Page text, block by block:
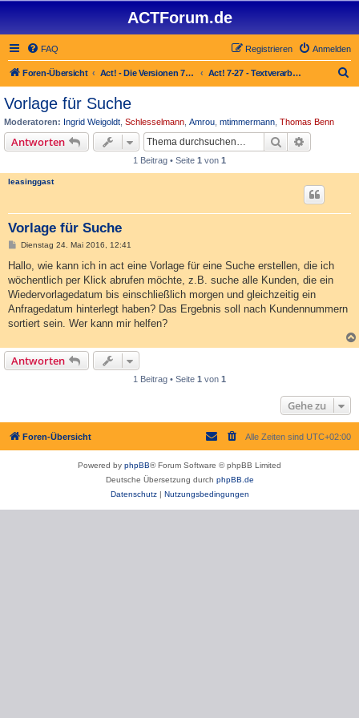
ACTForum.de
FAQ Anmelden
Registrieren
Foren-Übersicht Act! - Die Versionen 7.x bis 27.x Act! 7-27 - Text­­ver­arbei­tung, Berichte und Fax
Vorlage für Suche
Moderatoren: Ingrid Weigoldt Schlesselmann Amrou mtimmermann Thomas Benn
Antworten Suche
1 Beitrag • Seite 1 von 1
leasinggast
Vorlage für Suche
B
i
r
a
Dienstag 24. Mai 2016, 12:41
Hallo, wie kann ich in act eine Vorlage für eine Suche erstellen, die ich
wöchentlich per Klick abrufen möchte, z.B. suche alle Kunden, die ein
Wiedervorlagedatum bis einschließlich morgen und gleichzeitig ein
Anfragedatum hinterlegt haben? Das Ergebnis soll nach Kundennummern
sortiert sein. Wer kann mir helfen?
Antworten
1 Beitrag • Seite 1 von 1
Gehe zu
Foren-Übersicht Alle Zeiten sind UTC+02:00
Powered by phpBB® Forum Software © phpBB Limited
Deutsche Übersetzung durch phpBB.de
Datenschutz| Nutzungsbedingungen